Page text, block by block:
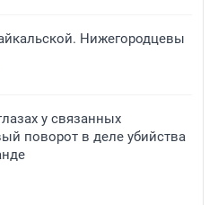
Нижегородцевы
у связанных
поворот в деле убийства